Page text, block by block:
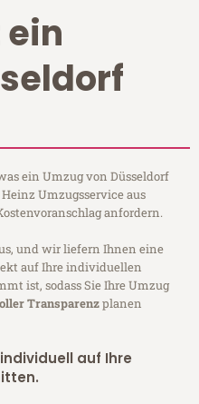
ein Umzug von Düsseldorf
Umzugsservice aus
anfordern.
und wir liefern Ihnen eine
auf Ihre individuellen
ist, sodass Sie Ihre Umzug
Transparenzplanen
auf Ihre